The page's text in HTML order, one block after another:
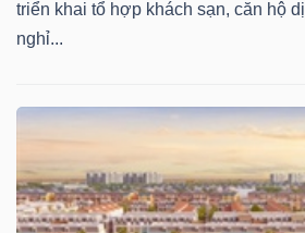
triển khai tổ hợp khách sạn, căn hộ
nghỉ...